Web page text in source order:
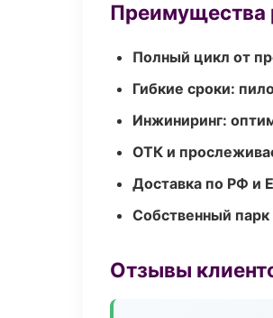
Преимущества
Полный цикл от
Гибкие сроки:
Инжиниринг:
ОТК и
Доставка по РФ и
Собственный
Отзывы